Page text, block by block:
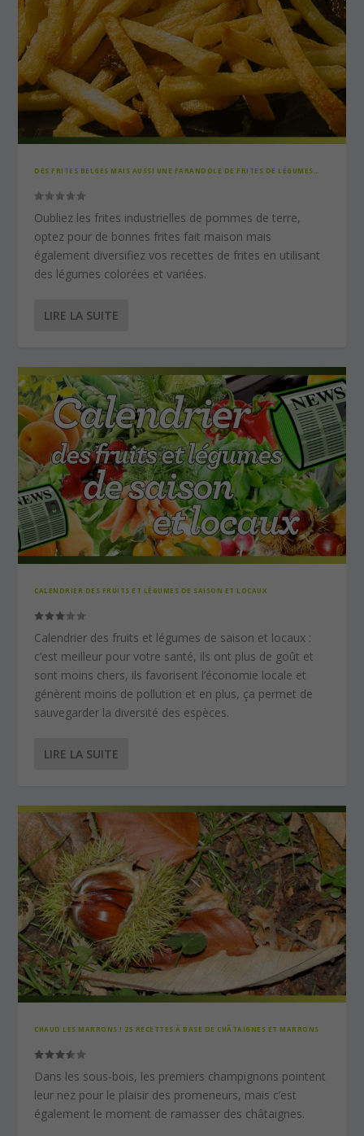
DES FRITES BELGES MAIS AUSSI UNE FARANDOLE DE FRITES DE LÉGUMES…
Oubliez les frites industrielles de pommes de terre,
optez pour de bonnes frites fait maison mais
également diversifiez vos recettes de frites en utilisant
des légumes colorées et variées.
LIRE LA SUITE
CALENDRIER DES FRUITS ET LÉGUMES DE SAISON ET LOCAUX
Calendrier des fruits et légumes de saison et locaux :
c’est meilleur pour votre santé, ils ont plus de goût et
sont moins chers, ils favorisent l’économie locale et
génèrent moins de pollution et en plus, ça permet de
sauvegarder la diversité des espèces.
LIRE LA SUITE
CHAUD LES MARRONS ! 25 RECETTES À BASE DE CHÂTAIGNES ET MARRONS
Dans les sous-bois, les premiers champignons pointent
leur nez pour le plaisir des promeneurs, mais c’est
également le moment de ramasser des châtaignes.